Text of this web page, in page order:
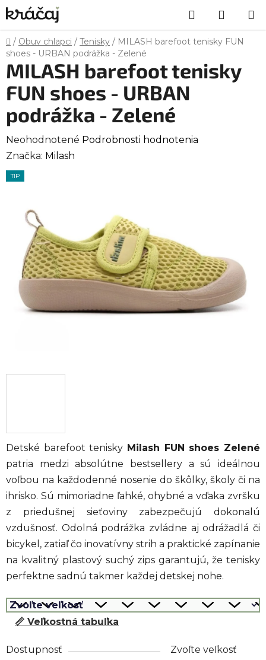
Prejsť
na
obsah
Hľadať
KOŠÍK
Domov
/ Obuv chlapci / Tenisky / MILASH barefoot tenisky FUN
shoes - URBAN podrážka - Zelené
Detské barefoot tenisky Milash FUN shoes Zelené
patria medzi absolútne bestsellery a sú ideálnou
voľbou na každodenné nosenie do škôlky, školy či na
ihrisko. Sú mimoriadne ľahké, ohybné a vďaka zvršku
z priedušnej sieťoviny zabezpečujú dokonalú
vzdušnosť. Odolná podrážka zvládne aj odrážadlá či
bicykel, zatiaľ čo inovatívny strih a praktické zapínanie
na kvalitný plastový suchý zips garantujú, že tenisky
perfektne sadnú takmer každej detskej nohe.
📏 Veľkostná tabuľka
Dostupnosť
Zvoľte veľkosť
MILASH barefoot tenisky
FUN shoes - URBAN
podrážka - Zelené
Priemerné
hodnotenie
produktu
hviezdičiek.
Neohodnotené Podrobnosti hodnotenia
Značka: Milash
TIP